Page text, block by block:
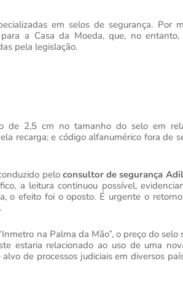
em selos de segurança. Por
a Casa da Moeda, que, no
pela legislação.
de 2,5 cm no tamanho do selo em
recarga; e código alfanumérico fora de
pelo consultor de segurança
a leitura continuou possível,
o efeito foi o oposto. É urgente o
na Palma da Mão”, o preço do
estaria relacionado ao uso de uma
de processos judiciais em diversos